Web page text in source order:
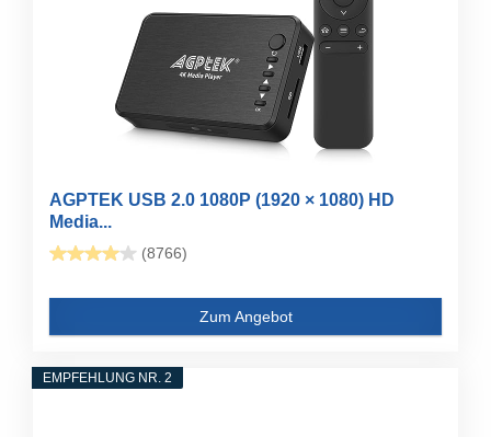
AGPTEK USB 2.0 1080P (1920 × 1080) HD
Media...
(8766)
Zum Angebot
EMPFEHLUNG NR. 2